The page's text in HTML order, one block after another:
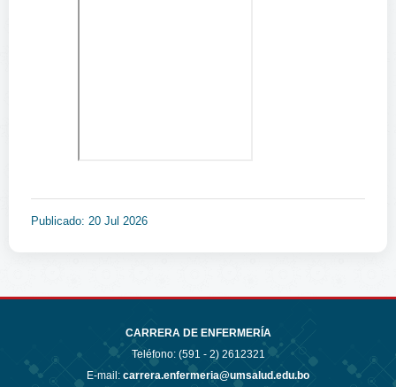
Publicado: 20 Jul 2026
CARRERA DE ENFERMERÍA
Teléfono: (591 - 2) 2612321
E-mail: carrera.enfermeria@umsalud.edu.bo